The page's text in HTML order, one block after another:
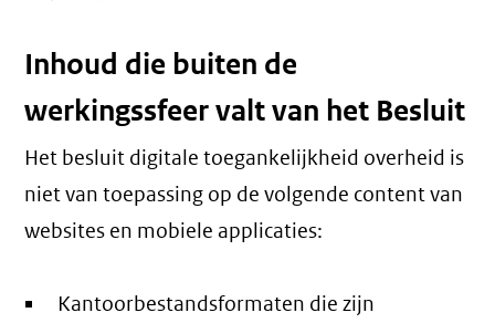
Inhoud die buiten de
werkingssfeer valt van het Besluit
Het besluit digitale toegankelijkheid overheid is
niet van toepassing op de volgende content van
websites en mobiele applicaties:
Kantoorbestandsformaten die zijn